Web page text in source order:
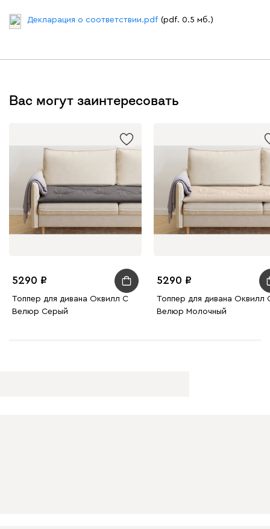
Декларация о соответствии.pdf (pdf. 0.5 мб.)
Вас могут заинтересовать
5290
Топпер для дивана Оквилл С
Велюр Серый
5290
Топпер для дивана Оквилл
Велюр Молочный